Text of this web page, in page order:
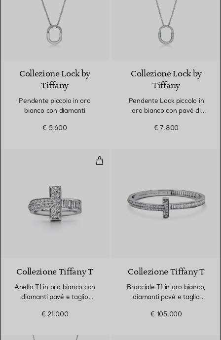
3 Materiali
Collezione Lock by
Tiffany
Pendente piccolo in oro
bianco con diamanti
€ 5.600
Collezione Lock by
Tiffany
Pendente Lock piccolo in
oro bianco con pavé di
€ 7.800
Anello T1 in oro bianco con
Collezione Tiffany T
Anello T1 in oro bianco con
diamanti pavé e taglio
€ 21.000
Collezione Tiffany T
Bracciale T1 in oro bianco,
diamanti pavé e taglio
€ 105.000